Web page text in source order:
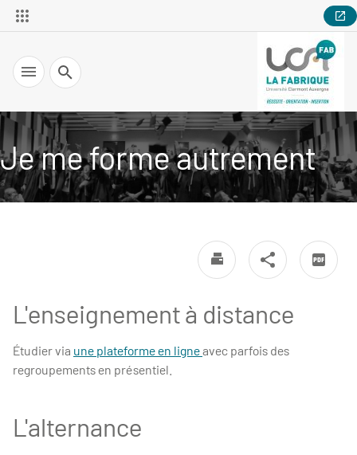
Recherche
Je me forme autrement
L'enseignement à distance
Étudier via une plateforme en ligneavec parfois des
regroupements en présentiel.
L'alternance